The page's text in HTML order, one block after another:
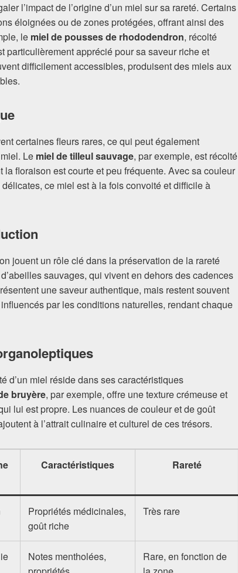
l’impact de l’origine d’un miel sur sa rareté. Certains
éloignées ou de zones protégées, offrant ainsi des
le miel de pousses de rhododendron, récolté
particulièrement apprécié pour sa saveur riche et
difficilement accessibles, produisent des miels aux
certaines fleurs rares, ce qui peut également
Le miel de tilleul sauvage, par exemple, est récolté
la floraison est courte et peu fréquente. Avec sa couleur
ce miel est à la fois convoité et difficile à
jouent un rôle clé dans la préservation de la rareté
sauvages, qui vivent en dehors des cadences
une saveur authentique, mais restent souvent
par les conditions naturelles, rendant chaque
d’un miel réside dans ses caractéristiques
bruyère, par exemple, offre une texture crémeuse et
lui est propre. Les nuances de couleur et de goût
à l’attrait culinaire et culturel de ces trésors.
Caractéristiques Rareté
Propriétés médicinales,
goût riche
Très rare
Notes mentholées,
Rare, en fonction de